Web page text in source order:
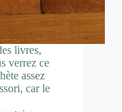
livres,
verrez ce
assez
car le